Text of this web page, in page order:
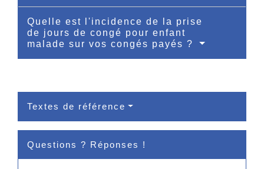
Quelle est l'incidence de la prise
de jours de congé pour enfant
malade sur vos congés payés ?
Textes de référence
Questions ? Réponses !